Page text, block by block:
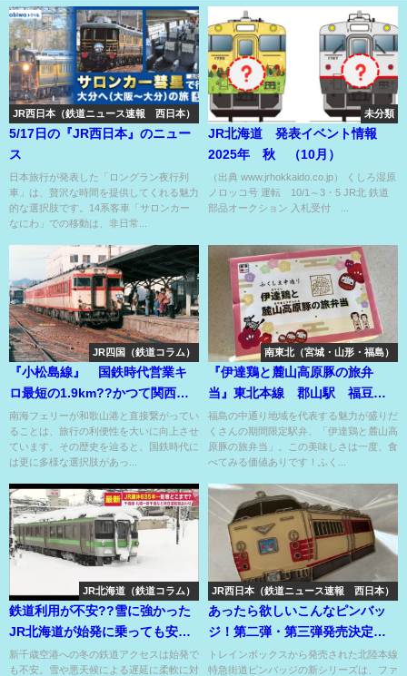
JR西日本（鉄道ニュース速報 西日本）
5/17日の『JR西日本』のニュー
ス
日本旅行が発表した「ロングラン夜行列
車」は、贅沢な時間を提供してくれる魅力
的な選択肢です。14系客車「サロンカー
なにわ」での移動は、非日常...
未分類
JR北海道 発表イベント情報
2025年 秋 （10月）
（出典 www.jrhokkaido.co.jp） くしろ湿原
ノロッコ号 運転 10/1～3・5 JR北 鉄道
部品オークション 入札受付 ...
JR四国（鉄道コラム）
『小松島線』 国鉄時代営業キ
ロ最短の1.9km??かつて関西地
区と四国の連絡路線??
南海フェリーが和歌山港と直接繋がってい
ることは、旅行の利便性を大いに向上させ
ています。その歴史を辿ると、国鉄時代に
は更に多様な選択肢があっ...
南東北（宮城・山形・福島）
『伊達鶏と麓山高原豚の旅弁
当』東北本線 郡山駅 福豆
屋 福島の食の魅力の玉手箱の
駅弁！
福島の中通り地域を代表する魅力が盛りだ
くさんの期間限定駅弁、「伊達鶏と麓山高
原豚の旅弁当」。この美味しさは一度、食
べてみる価値ありです！ふく...
JR北海道（鉄道コラム）
鉄道利用が不安??雪に強かった
JR北海道が始発に乗っても安心
できない??とめてみた
新千歳空港への冬の鉄道アクセスは始発で
も不安。雪や悪天候による遅延に柔軟に対
JR西日本（鉄道ニュース速報 西日本）
あったら欲しいこんなピンバッ
ジ！第二弾・第三弾発売決定！
コレクトブックあり〼！
トレインボックスから発売された北陸本線
特急街道ピンバッジの新シリーズは、ファ